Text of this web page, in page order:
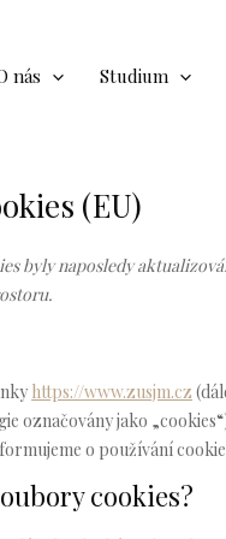
nás Studium
(EU)
byly naposledy
https://www.zusjm.cz
označovány jako
o používání
cookies?